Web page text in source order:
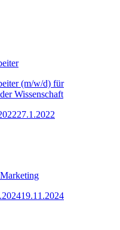
(m/w/d) für
Wissenschaft
27.1.2022
19.11.2024